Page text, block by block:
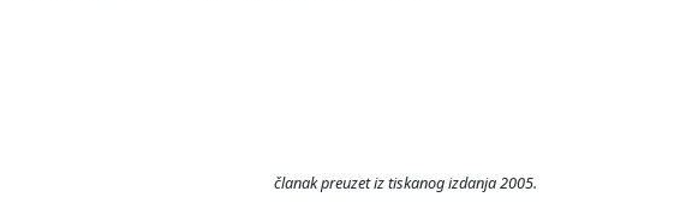
članak preuzet iz tiskanog izdanja 2005.